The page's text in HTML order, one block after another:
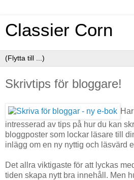
Classier Corn
Skrivtips för bloggare!
intresserad av tips på hur du kan
bloggposter som lockar läsare till
inlägg om en ny nyttig och läsvärd
Det allra viktigaste för att lyckas
tiden skapa nytt bra innehåll. Men